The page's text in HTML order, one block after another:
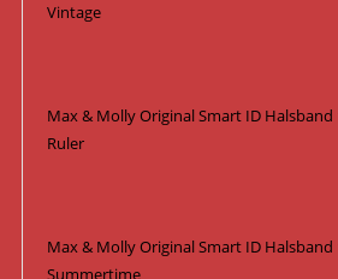
Vintage
Max & Molly Original Smart ID Halsband
Ruler
Max & Molly Original Smart ID Halsband
Summertime